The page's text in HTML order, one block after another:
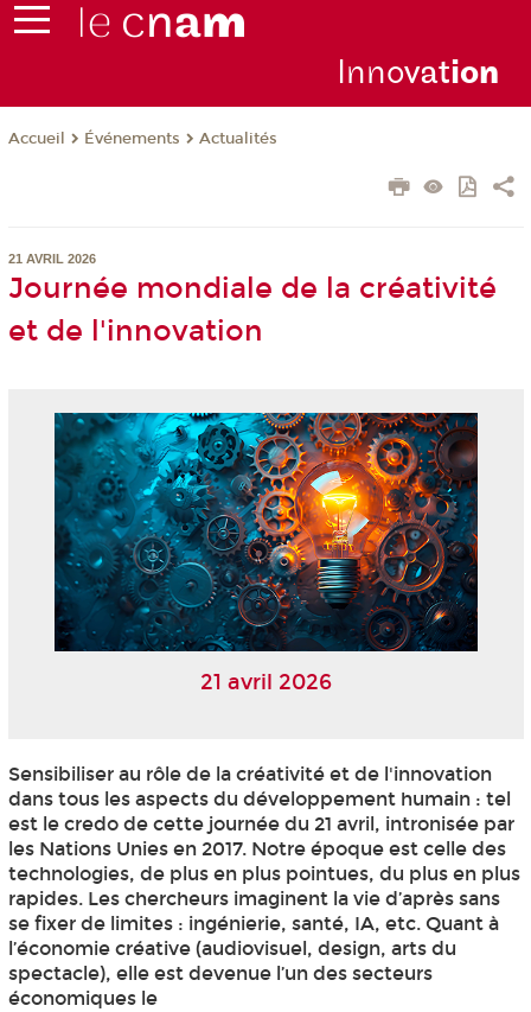
Innovation
Accueil Événements Actualités
21 AVRIL 2026
Journée mondiale de la créativité
et de l'innovation
21 avril 2026
Sensibiliser au rôle de la créativité et de l'innovation
dans tous les aspects du développement humain : tel
est le credo de cette journée du 21 avril, intronisée par
les Nations Unies en 2017. Notre époque est celle des
technologies, de plus en plus pointues, du plus en plus
rapides. Les chercheurs imaginent la vie d’après sans
se fixer de limites : ingénierie, santé, IA, etc. Quant à
l’économie créative (audiovisuel, design, arts du
spectacle), elle est devenue l’un des secteurs
économiques le